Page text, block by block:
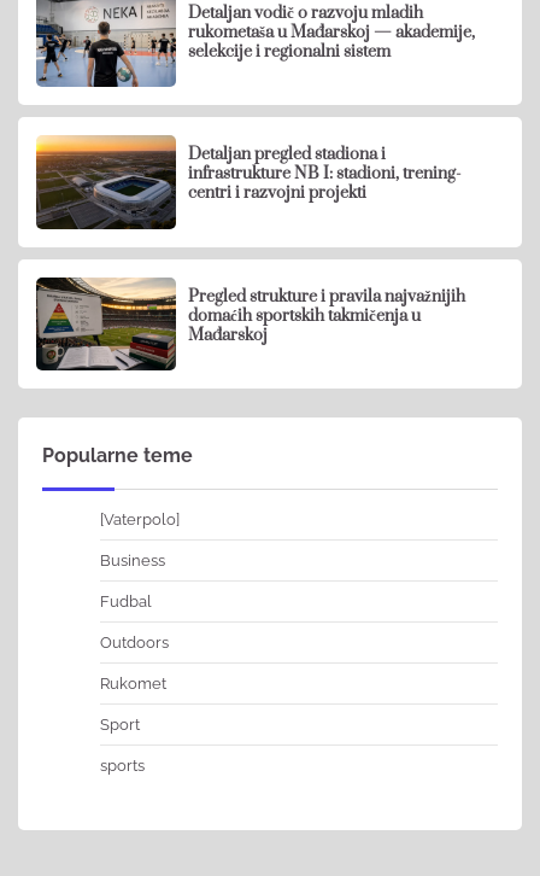
Detaljan vodič o razvoju mladih
rukometaša u Mađarskoj — akademije,
selekcije i regionalni sistem
Detaljan pregled stadiona i
infrastrukture NB I: stadioni, trening-
centri i razvojni projekti
Pregled strukture i pravila najvažnijih
domaćih sportskih takmičenja u
Mađarskoj
Popularne teme
[Vaterpolo]
Business
Fudbal
Outdoors
Rukomet
Sport
sports